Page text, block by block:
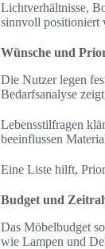
Lichtverhältnisse,
sinnvoll positioniert
Wünsche und
Die Nutzer legen
Bedarfsanalyse
Lebensstilfragen
beeinflussen
Eine Liste hilft,
Budget und
Das Möbelbudget
wie Lampen und